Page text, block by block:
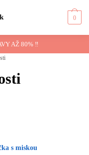
0
AŽ 80% ‼️
s miskou